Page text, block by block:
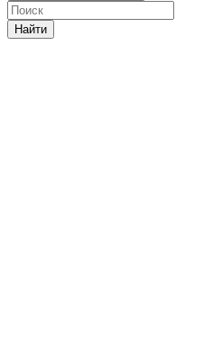
Найти